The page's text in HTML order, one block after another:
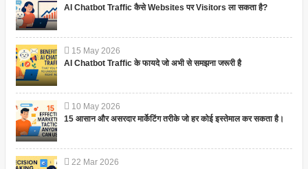
AI Chatbot Traffic कैसे Websites पर Visitors ला सकता है?
15 May 2026
AI Chatbot Traffic के फायदे जो अभी से समझना जरूरी है
10 May 2026
15 आसान और असरदार मार्केटिंग तरीके जो हर कोई इस्तेमाल कर सकता है।
22 Mar 2026